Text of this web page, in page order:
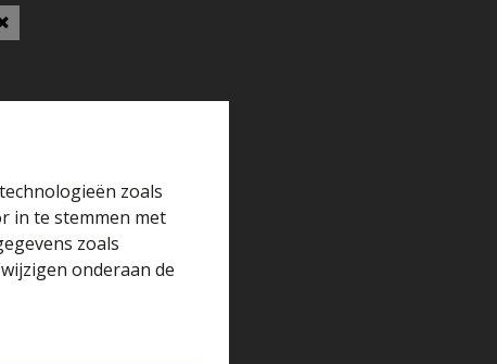
zoals
in te stemmen met
zoals
onderaan de